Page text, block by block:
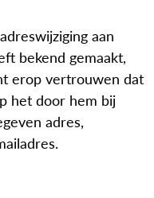
aan
bekend gemaakt,
erop vertrouwen dat
het door hem bij
adres,